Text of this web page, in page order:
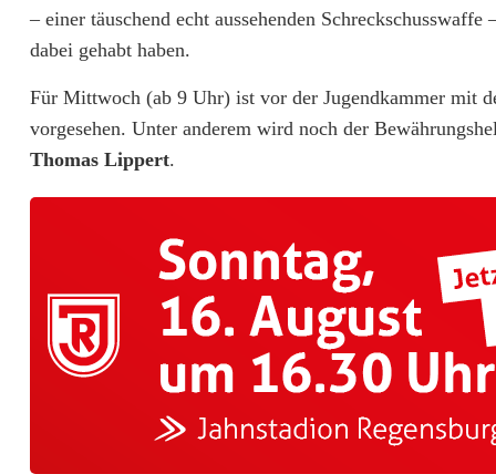
M
u
t
t
e
– einer täuschend echt aussehenden
dabei gehabt haben.
Für Mittwoch (ab 9 Uhr) ist vor der Jugendkammer mit
vorgesehen. Unter anderem wird noch der
Thomas Lippert.